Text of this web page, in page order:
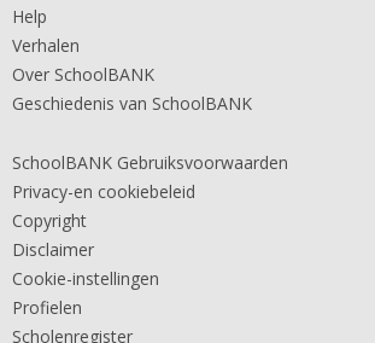
Help
Verhalen
Over SchoolBANK
Geschiedenis van SchoolBANK
SchoolBANK Gebruiksvoorwaarden
Privacy-en cookiebeleid
Copyright
Disclaimer
Cookie-instellingen
Profielen
Scholenregister